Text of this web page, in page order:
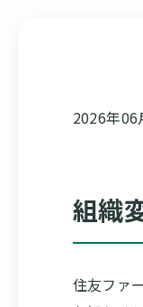
2026年06
組織
住友ファ